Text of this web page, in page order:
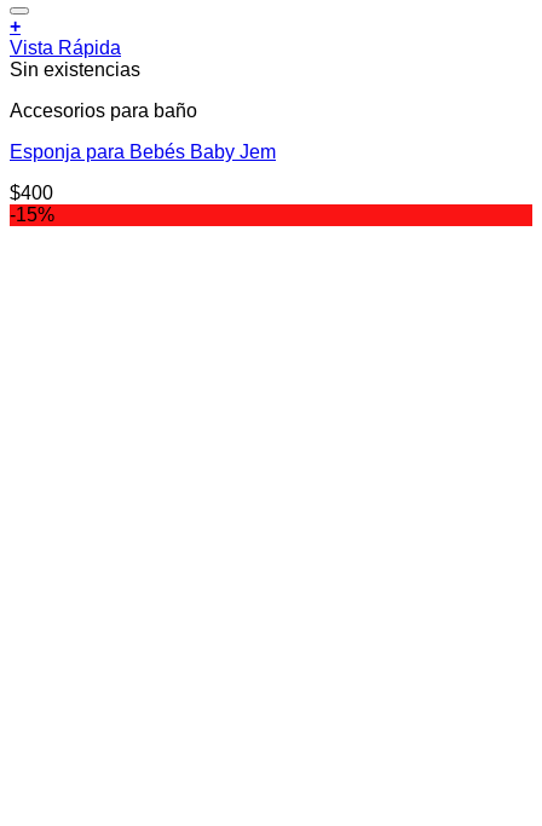
+
Vista Rápida
Sin existencias
Accesorios para baño
Esponja para Bebés Baby Jem
$400
-15%